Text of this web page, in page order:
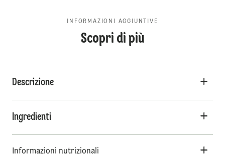
INFORMAZIONI AGGIUNTIVE
Scopri di più
Descrizione
Ingredienti
Informazioni nutrizionali